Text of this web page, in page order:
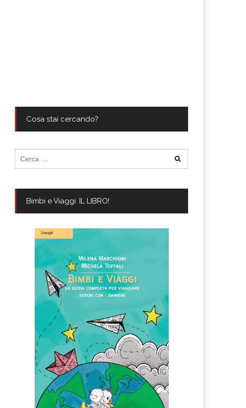
Cosa stai cercando?
per:
Bimbi e Viaggi: IL LIBRO!